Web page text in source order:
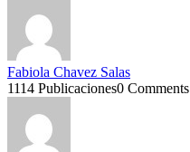
Fabiola Chavez Salas
1114 Publicaciones0 Comments